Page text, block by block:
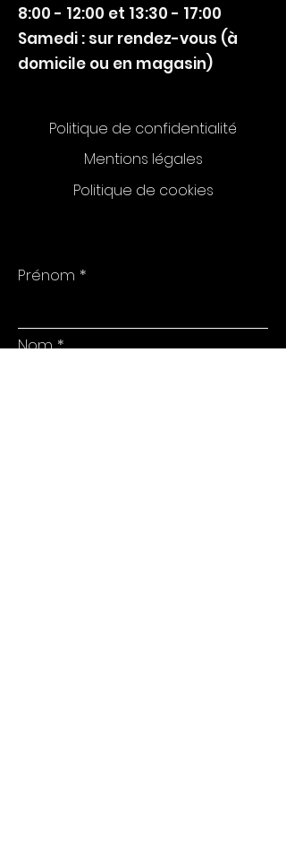
8:00 - 12:00 et 13:30 - 17:00
Samedi : sur rendez-vous (à
domicile ou en magasin)
Politique de confidentialité
Mentions légales
Politique de cookies
Prénom
Nom